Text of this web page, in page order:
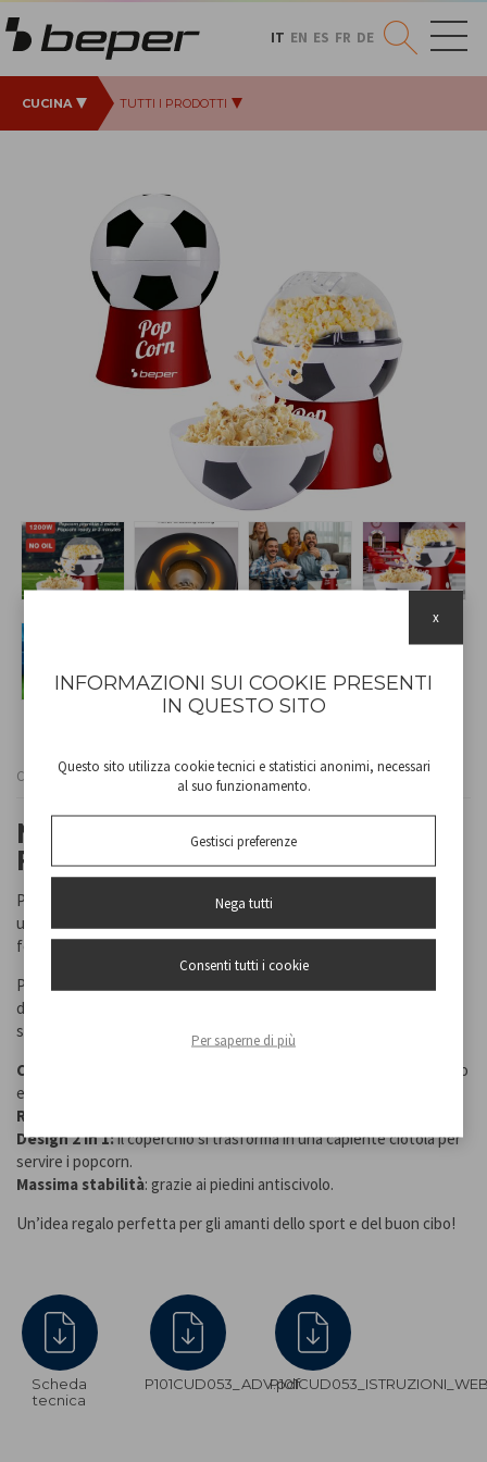
IT EN ES FR DE
CUCINA TUTTI I PRODOTTI
Cod P101CUD053
MACCHINA PER POPCORN
FOOTBALL
Porta il divertimento delle serate cinema e delle partite di calcio a
un nuovo livello con questa simpatica macchina per popcorn a
forma di pallone!
Perfetta per gli appassionati di calcio e non, utilizza la circolazione
di aria calda per preparare deliziosi popcorn in meno di 3 minuti,
senza l’aggiunta di grassi.
Cottura con aria calda
: niente olio o burro, per uno snack leggero
e gustoso.
Rapida ed efficiente
Design 2 in 1:il coperchio si trasforma in una capiente ciotola per
servire i popcorn.
Massima stabilità: grazie ai piedini antiscivolo.
Un’idea regalo perfetta per gli amanti dello sport e del buon cibo!
Scheda
tecnica
P101CUD053_ADV.pdf
INFORMAZIONI SUI COOKIE PRESENTI
IN QUESTO SITO
Questo sito utilizza cookie tecnici e statistici anonimi, necessari
al suo funzionamento.
Gestisci preferenze
Nega tutti
Consenti tutti i cookie
Per saperne di più
x